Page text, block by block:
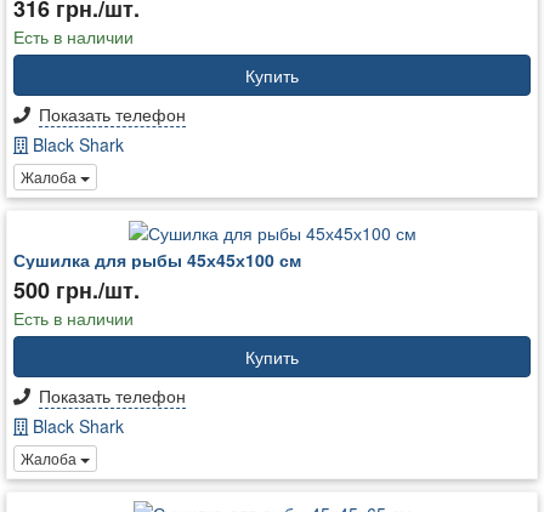
316 грн./шт.
Есть в наличии
Купить
Показать телефон
Black Shark
Жалоба
Сушилка для рыбы 45х45х100 см
500 грн./шт.
Есть в наличии
Купить
Показать телефон
Black Shark
Жалоба